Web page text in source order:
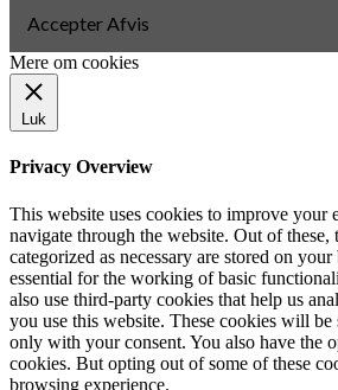
AccepterAfvis
Mere om cookies
Luk
Privacy Overview
This website uses cookies to improve your
navigate through the website. Out of these,
categorized as necessary are stored on
essential for the working of basic
also use third-party cookies that help us
you use this website. These cookies will
only with your consent. You also have the
cookies. But opting out of some of these
browsing experience.